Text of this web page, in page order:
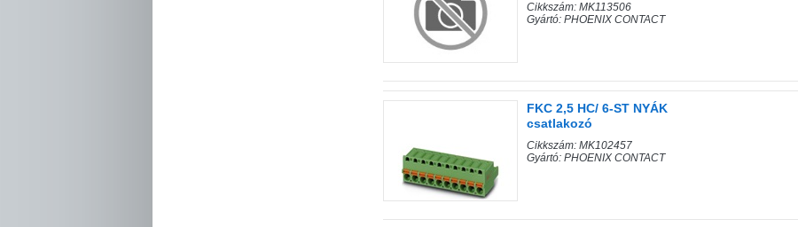
Cikkszám: MK113506
Gyártó: PHOENIX CONTACT
FKC 2,5 HC/ 6-ST NYÁK
csatlakozó
Cikkszám: MK102457
Gyártó: PHOENIX CONTACT